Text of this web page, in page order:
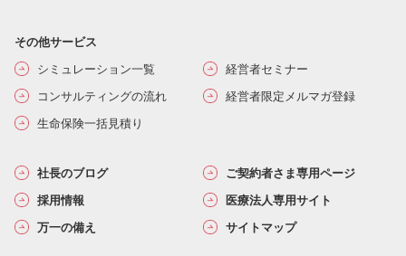
その他サービス
シミュレーション一覧
経営者セミナー
コンサルティングの流れ
経営者限定メルマガ登録
生命保険一括見積り
社長のブログ
ご契約者さま専用ページ
採用情報
医療法人専用サイト
万一の備え
サイトマップ